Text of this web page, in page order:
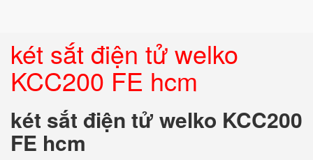
két sắt điện tử welko
KCC200 FE hcm
két sắt điện tử welko KCC200
FE hcm